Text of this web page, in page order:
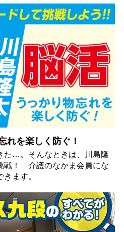
れを楽しく防ぐ！
た…。そんなときは、川島隆
戦！ 介護のなかま会員にな
ます。